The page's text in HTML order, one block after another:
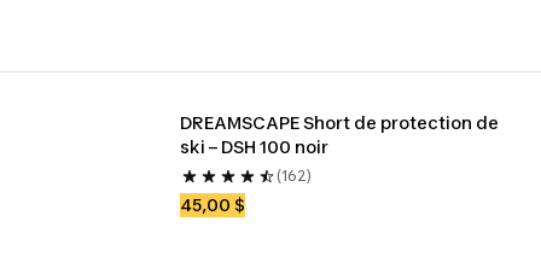
DREAMSCAPE Short de protection de
ski – DSH 100 noir
(162)
45,00 $